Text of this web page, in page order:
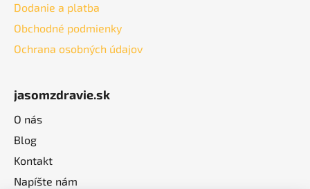
Dodanie a platba
Obchodné podmienky
Ochrana osobných údajov
jasomzdravie.sk
O nás
Blog
Kontakt
Napíšte nám